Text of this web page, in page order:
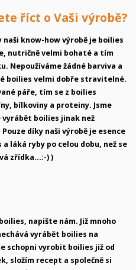
říct o Vaši výrobě?
naši know-how výrobě je boilies
nutričně velmi bohaté a tím
Nepoužíváme žádné barviva a
boilies velmi dobře stravitelné.
páře, tím se z boilies
bílkoviny a proteiny. Jsme
boilies jinak než
díky naši výrobě je esence
láká ryby po celou dobu, než se
zřídka...:-) )
napište nám. Již mnoho
vyrábět boilies na
schopni vyrobit boilies již od
složím recept a společně si